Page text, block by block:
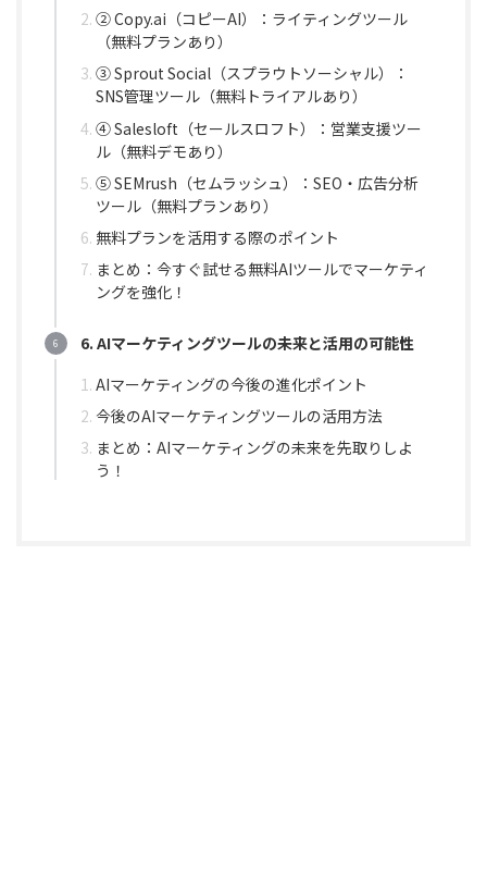
② Copy.ai（コピーAI）：ライティングツール
（無料プランあり）
③ Sprout Social（スプラウトソーシャル）：
SNS管理ツール（無料トライアルあり）
④ Salesloft（セールスロフト）：営業支援ツー
ル（無料デモあり）
⑤ SEMrush（セムラッシュ）：SEO・広告分析
ツール（無料プランあり）
無料プランを活用する際のポイント
まとめ：今すぐ試せる無料AIツールでマーケティ
ングを強化！
6. AIマーケティングツールの未来と活用の可能性
AIマーケティングの今後の進化ポイント
今後のAIマーケティングツールの活用方法
まとめ：AIマーケティングの未来を先取りしよ
う！